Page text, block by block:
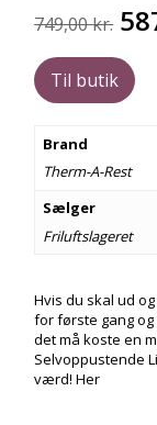
749,00kr.
pris
var:
Til butik
Brand
Therm-A-Rest
Sælger
Friluftslageret
Hvis du skal ud
for første gang
det må koste en
Selvoppustende
værd! Her